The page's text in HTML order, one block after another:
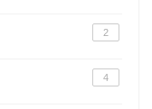
2
4